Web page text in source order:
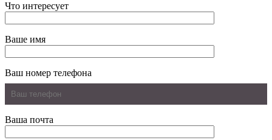
Что интересует
Ваше имя
Ваш номер телефона
Ваша почта